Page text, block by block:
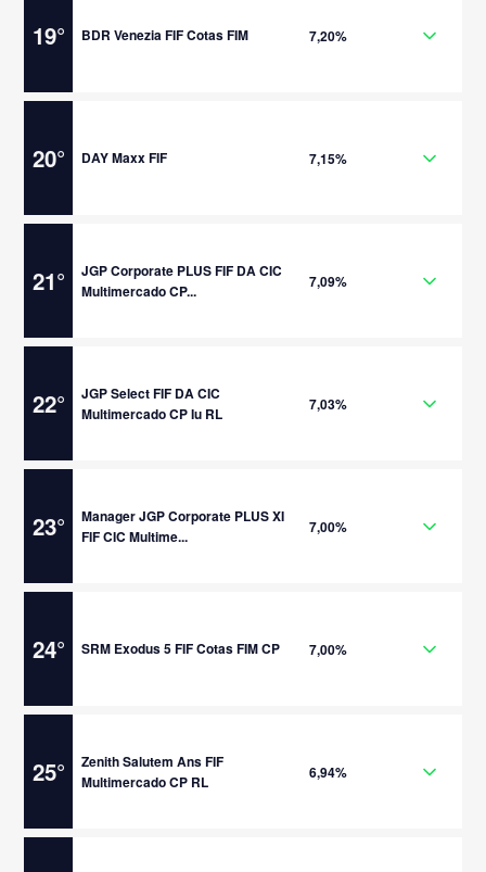
19° BDR Venezia FIF Cotas FIM 7,20%
20° DAY Maxx FIF 7,15%
21°
JGP Corporate PLUS FIF DA CIC
Multimercado CP...
7,09%
22°
JGP Select FIF DA CIC
Multimercado CP Iu RL
7,03%
23°
Manager JGP Corporate PLUS XI
FIF CIC Multime...
7,00%
24° SRM Exodus 5 FIF Cotas FIM CP 7,00%
25°
Zenith Salutem Ans FIF
Multimercado CP RL
6,94%